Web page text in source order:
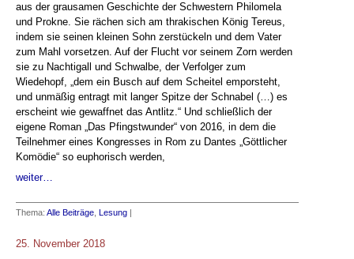
aus der grausamen Geschichte der Schwestern Philomela
und Prokne. Sie rächen sich am thrakischen König Tereus,
indem sie seinen kleinen Sohn zerstückeln und dem Vater
zum Mahl vorsetzen. Auf der Flucht vor seinem Zorn werden
sie zu Nachtigall und Schwalbe, der Verfolger zum
Wiedehopf, „dem ein Busch auf dem Scheitel emporsteht,
und unmäßig entragt mit langer Spitze der Schnabel (…) es
erscheint wie gewaffnet das Antlitz.“ Und schließlich der
eigene Roman „Das Pfingstwunder“ von 2016, in dem die
Teilnehmer eines Kongresses in Rom zu Dantes „Göttlicher
Komödie“ so euphorisch werden,
weiter…
Thema: Alle Beiträge Lesung |
25. November 2018